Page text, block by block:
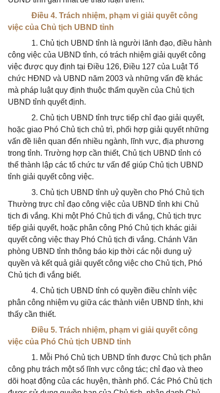
Điều 4. Trách nhiệm, phạm vi giải quyết công
việc của Chủ tịch UBND tỉnh
1. Chủ tịch UBND tỉnh là người lãnh đạo, điều hành
công việc của UBND tỉnh, có trách nhiệm giải quyết công
việc được quy định tại Điều 126, Điều 127 của Luật Tổ
chức HĐND và UBND năm 2003 và những vấn đề khác
mà pháp luật quy định thuộc thẩm quyền của Chủ tịch
UBND tỉnh quyết định.
2. Chủ tịch UBND tỉnh trực tiếp chỉ đạo giải quyết,
hoặc giao Phó Chủ tịch chủ trì, phối hợp giải quyết những
vấn đề liên quan đến nhiều ngành, lĩnh vực, địa phương
trong tỉnh. Trường hợp cần thiết, Chủ tịch UBND tỉnh có
thể thành lập các tổ chức tư vấn để giúp Chủ tịch UBND
tỉnh giải quyết công việc.
3. Chủ tịch UBND tỉnh uỷ quyền cho Phó Chủ tịch
Thường trực chỉ đạo công việc của UBND tỉnh khi Chủ
tịch đi vắng. Khi một Phó Chủ tịch đi vắng, Chủ tịch trực
tiếp giải quyết, hoặc phân công Phó Chủ tịch khác giải
quyết công việc thay Phó Chủ tịch đi vắng. Chánh Văn
phòng UBND tỉnh thông báo kịp thời các nội dung uỷ
quyền và kết quả giải quyết công việc cho Chủ tịch, Phó
Chủ tịch đi vắng biết.
4. Chủ tịch UBND tỉnh có quyền điều chỉnh việc
phân công nhiệm vụ giữa các thành viên UBND tỉnh, khi
thấy cần thiết.
Điều 5. Trách nhiệm, phạm vi giải quyết công
việc của Phó Chủ tịch UBND tỉnh
1. Mỗi Phó Chủ tịch UBND tỉnh được Chủ tịch phân
công phụ trách một số lĩnh vực công tác; chỉ đạo và theo
dõi hoạt động của các huyện, thành phố. Các Phó Chủ tịch